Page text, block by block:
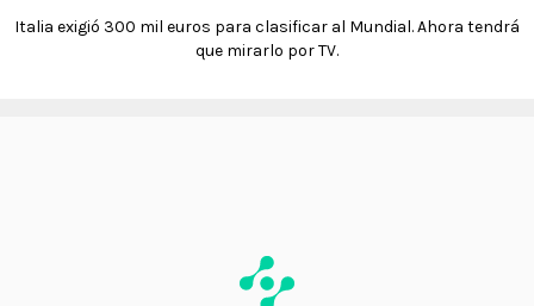
Italia exigió 300 mil euros para clasificar al Mundial. Ahora tendrá
que mirarlo por TV.